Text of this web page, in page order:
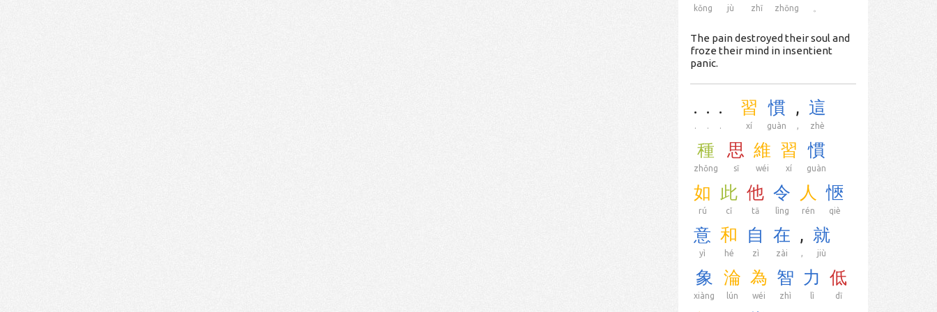
kǒng jù zhī zhōng
The pain destroyed their soul and
froze their mind in insentient
panic.
.
.
.
.
.
.
習
xí
慣
guàn
,
,
這
zhè
種
zhǒng
思
sī
維
wéi
習
xí
慣
guàn
如
rú
此
cǐ
他
tā
令
lìng
人
rén
愜
qiè
意
yì
和
hé
自
zì
在
zài
,
,
就
jiù
象
xiàng
淪
lún
為
wéi
智
zhì
力
lì
低
dī